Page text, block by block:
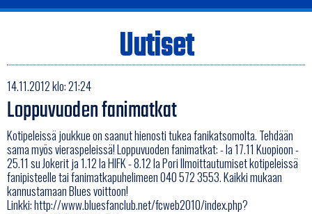
Uutiset
14.11.2012 klo: 21:24
Loppuvuoden fanimatkat
Kotipeleissä joukkue on saanut hienosti tukea fanikatsomolta. Tehdään
sama myös vieraspeleissä! Loppuvuoden fanimatkat: - la 17.11 Kuopioon -
25.11 su Jokerit ja 1.12 la HIFK - 8.12 la Pori Ilmoittautumiset kotipeleissä
fanipisteelle tai fanimatkapuhelimeen 040 572 3553. Kaikki mukaan
kannustamaan Blues voittoon!
Linkki:http://www.bluesfanclub.net/fcweb2010/index.php?